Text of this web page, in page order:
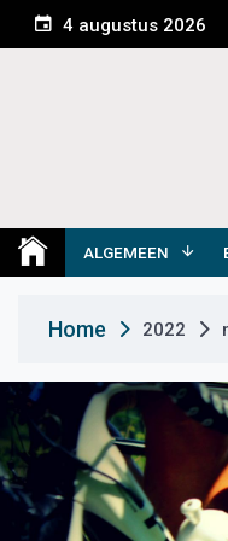
n
e
4 augustus 2026
ALGEMEEN
Home 2022